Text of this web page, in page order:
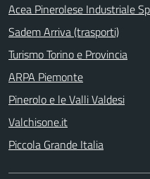
Acea Pinerolese Industriale
Sadem Arriva (trasporti)
Turismo Torino e Provincia
ARPA Piemonte
Pinerolo e le Valli Valdesi
Valchisone.it
Piccola Grande Italia